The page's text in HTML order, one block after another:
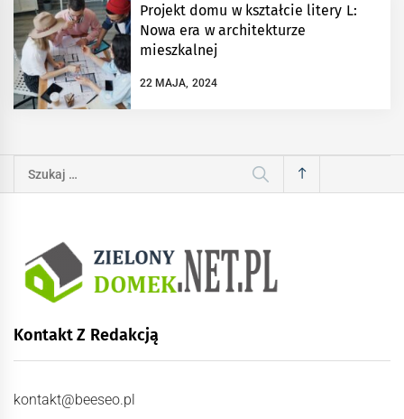
Projekt domu w kształcie litery L:
Nowa era w architekturze
mieszkalnej
22 MAJA, 2024
Szukaj:
Kontakt Z Redakcją
kontakt@beeseo.pl